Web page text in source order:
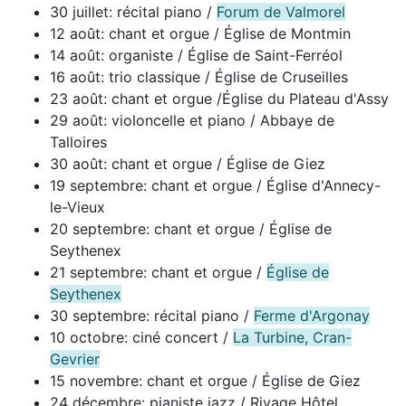
30 juillet: récital piano / Forum de Valmorel
12 août: chant et orgue / Église de Montmin
14 août: organiste / Église de Saint-Ferréol
16 août: trio classique / Église de Cruseilles
23 août: chant et orgue /Église du Plateau d'Assy
29 août: violoncelle et piano / Abbaye de
Talloires
30 août: chant et orgue / Église de Giez
19 septembre: chant et orgue / Église d'Annecy-
le-Vieux
20 septembre: chant et orgue / Église de
Seythenex
21 septembre: chant et orgue / Église de
Seythenex
30 septembre: récital piano / Ferme d'Argonay
10 octobre: ciné concert / La Turbine, Cran-
Gevrier
15 novembre: chant et orgue / Église de Giez
24 décembre: pianiste jazz / Rivage Hôtel,